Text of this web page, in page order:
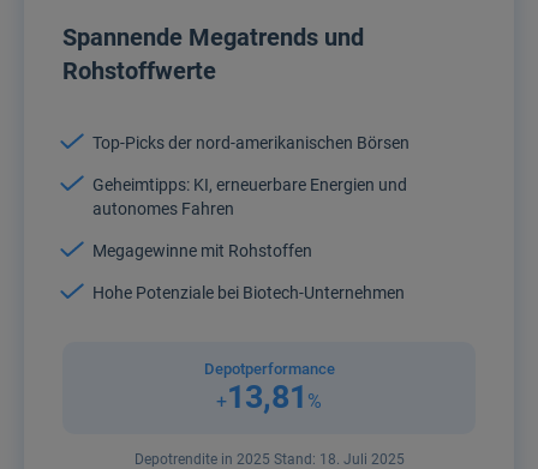
Spannende Megatrends und
Rohstoffwerte
Top-Picks der nord-amerikanischen Börsen
Geheimtipps: KI, erneuerbare Energien und
autonomes Fahren
Megagewinne mit Rohstoffen
Hohe Potenziale bei Biotech-Unternehmen
Depotperformance
+13,81 %
Depotrendite in 2025 Stand: 18. Juli 2025